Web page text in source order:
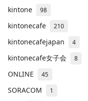
kintone 98
kintonecafe 210
kintonecafejapan 4
kintonecafe女子会 8
ONLINE 45
SORACOM 1